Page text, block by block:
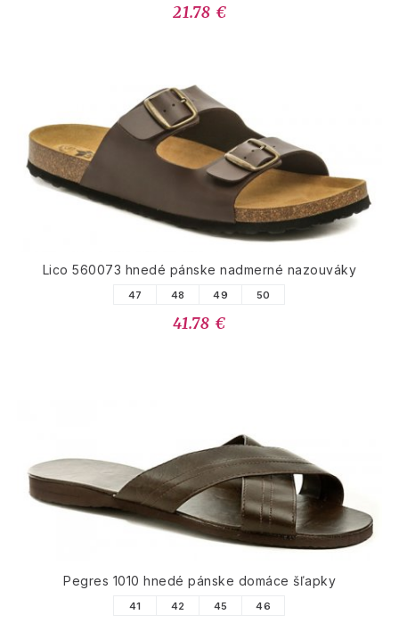
21.78 €
Lico 560073 hnedé pánske nadmerné nazouváky
47 48 49 50
41.78 €
Pegres 1010 hnedé pánske domáce šľapky
41 42 45 46